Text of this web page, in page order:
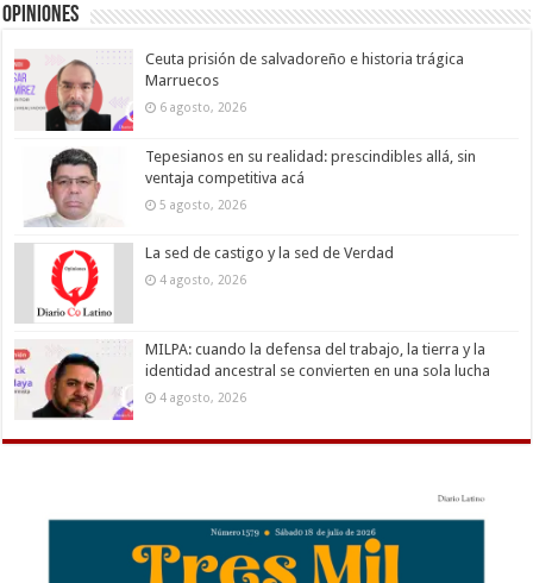
Opiniones
Ceuta prisión de salvadoreño e historia trágica
Marruecos
6 agosto, 2026
Tepesianos en su realidad: prescindibles allá, sin
ventaja competitiva acá
5 agosto, 2026
La sed de castigo y la sed de Verdad
4 agosto, 2026
MILPA: cuando la defensa del trabajo, la tierra y la
identidad ancestral se convierten en una sola lucha
4 agosto, 2026